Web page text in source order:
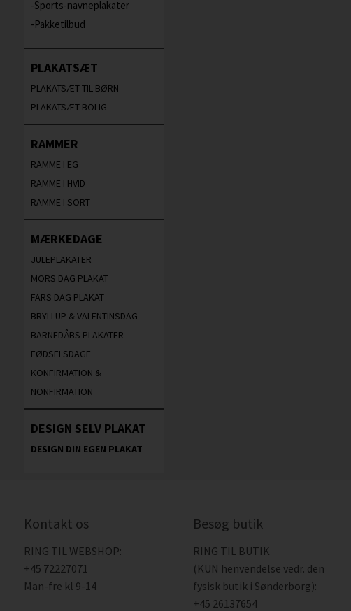
Sports-navneplakater
Pakketilbud
PLAKATSÆT
PLAKATSÆT TIL BØRN
PLAKATSÆT BOLIG
RAMMER
RAMME I EG
RAMME I HVID
RAMME I SORT
MÆRKEDAGE
JULEPLAKATER
MORS DAG PLAKAT
FARS DAG PLAKAT
BRYLLUP & VALENTINSDAG
BARNEDÅBS PLAKATER
FØDSELSDAGE
KONFIRMATION &
NONFIRMATION
DESIGN SELV PLAKAT
DESIGN DIN EGEN PLAKAT
Kontakt os
RING TIL WEBSHOP:
+45 72227071
Man-fre kl 9-14
Besøg butik
RING TIL BUTIK
(KUN henvendelse vedr. den
fysisk butik i Sønderborg):
+45 26137654